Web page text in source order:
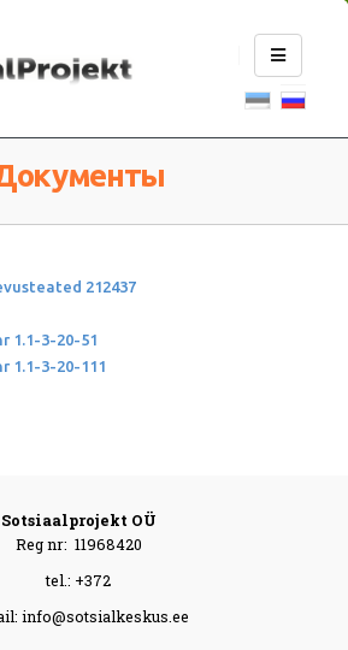
212437
1.1-3-20-51
1.1-3-20-111
Sotsiaalprojekt OÜ
Reg nr: 11968420
tel.: +372
info@sotsialkeskus.ee